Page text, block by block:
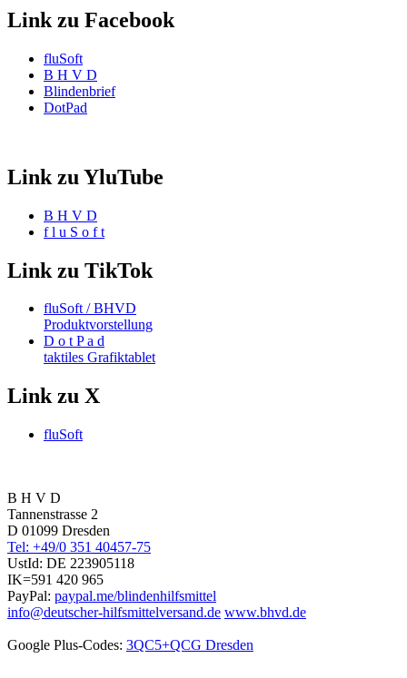
Link zu Facebook
fluSoft
B H V D
Blindenbrief
DotPad
Link zu YluTube
B H V D
f l u S o f t
Link zu TikTok
fluSoft / BHVD
Produktvorstellung
D o t P a d
taktiles Grafiktablet
Link zu X
fluSoft
B H V D
Tannenstrasse 2
D 01099 Dresden
Tel: +49/0 351 40457-75
UstId: DE 223905118
IK=591 420 965
PayPal: paypal.me/blindenhilfsmittel
info@deutscher-hilfsmittelversand.de www.bhvd.de
Google Plus-Codes: 3QC5+QCG Dresden